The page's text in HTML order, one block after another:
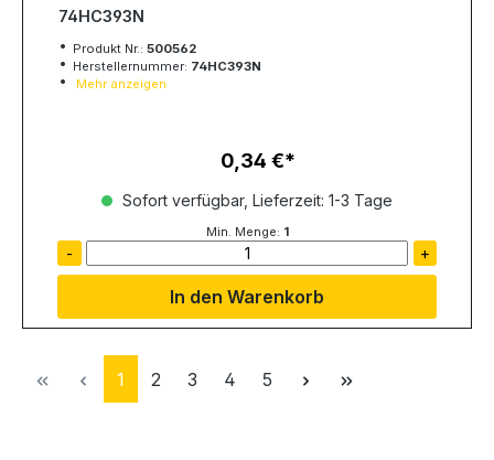
74HC393N
Produkt Nr.: 500562
Herstellernummer: 74HC393N
Mehr anzeigen
Regulärer Preis:
0,34 €
Sofort verfügbar, Lieferzeit: 1-3 Tage
Min. Menge: 1
- +
In den Warenkorb
Seite
1 Seite
2 Seite
3 Seite
4 Seite
5